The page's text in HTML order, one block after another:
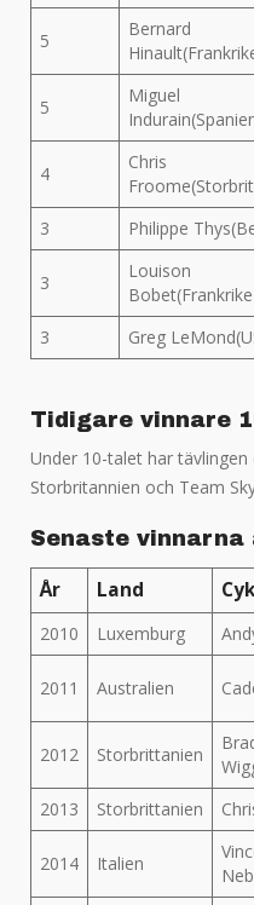
5
Bernard
5
Miguel
4
Chris
3
Philippe
3
Louison
3 Greg
Tidigare vinnare
Under 10-talet har
Storbritannien och Team
Senaste vinnarna
År Land
2010 Luxemburg
2011 Australien
2012 Storbrittanien
2013 Storbrittanien
2014 Italien